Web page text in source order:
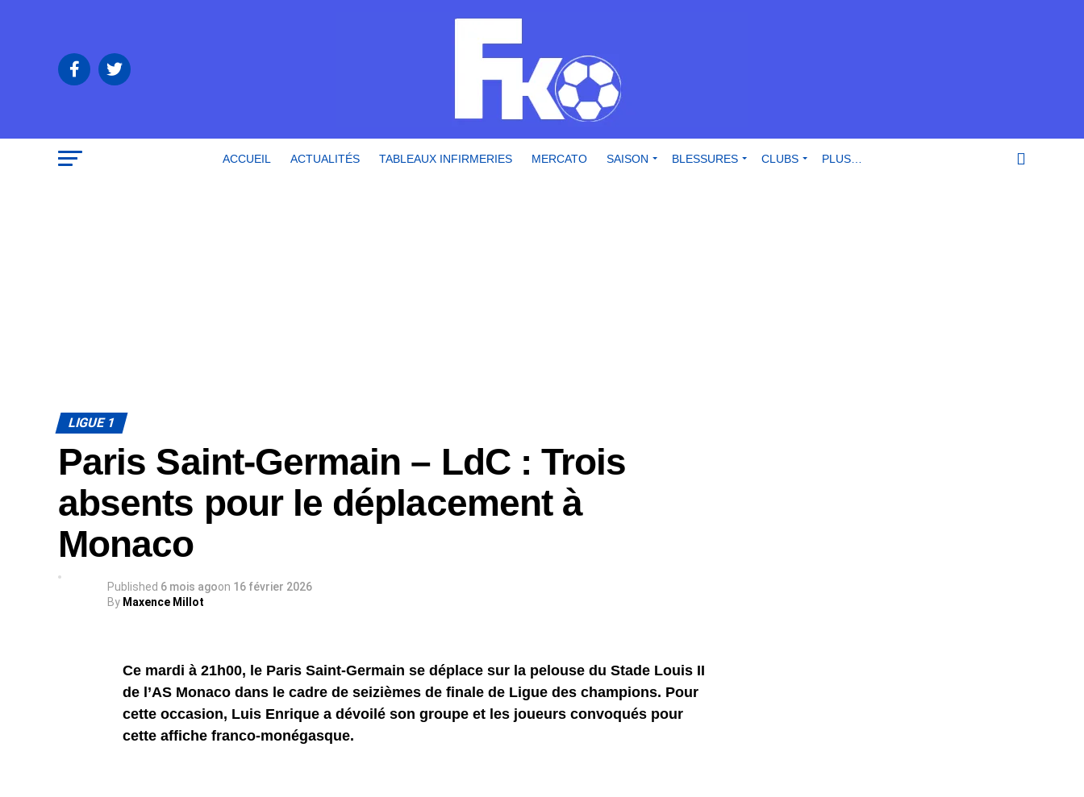
ACCUEIL ACTUALITÉS TABLEAUX INFIRMERIES MERCATO SAISON BLESSURES CLUBS PLUS…
LIGUE 1
Paris Saint-Germain – LdC : Trois
absents pour le déplacement à
Monaco
Published 6 mois agoon 16 février 2026
By Maxence Millot
Ce mardi à 21h00, le Paris Saint-Germain se déplace sur la pelouse du Stade Louis II
de l’AS Monaco dans le cadre de seizièmes de finale de Ligue des champions. Pour
cette occasion, Luis Enrique a dévoilé son groupe et les joueurs convoqués pour
cette affiche franco-monégasque.